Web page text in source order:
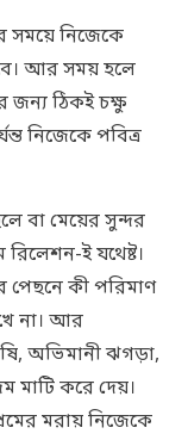
নিজেকে
আর সময় হলে
ঠিকই চক্ষু
নিজেকে পবিত্র
বা মেয়ের সুন্দর
ই যথেষ্ট।
পেছনে কী পরিমাণ
না। আর
অভিমানী ঝগড়া,
মাটি করে দেয়।
মরায় নিজেকে